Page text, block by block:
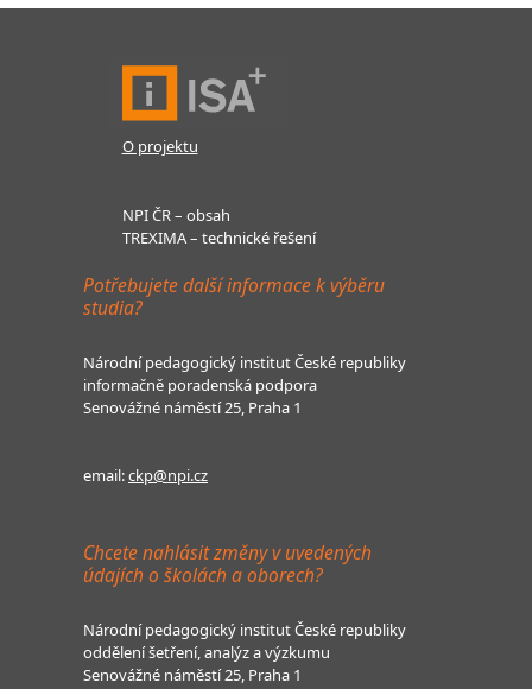
O projektu
NPI ČR – obsah
TREXIMA – technické řešení
Potřebujete další informace k výběru
studia?
Národní pedagogický institut České republiky
informačně poradenská podpora
Senovážné náměstí 25, Praha 1
email:ckp@npi.cz
Chcete nahlásit změny v uvedených
údajích o školách a oborech?
Národní pedagogický institut České republiky
oddělení šetření, analýz a výzkumu
Senovážné náměstí 25, Praha 1